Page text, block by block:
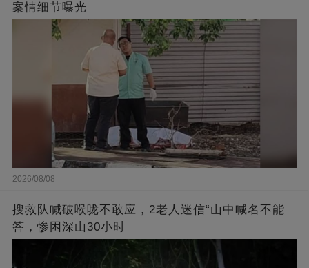
案情细节曝光
2026/08/08
搜救队喊破喉咙不敢应，2老人迷信“山中喊名不能
答，惨困深山30小时